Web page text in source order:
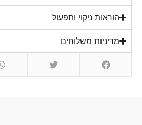
הוראות ניקוי ותפעול
מדיניות משלוחים